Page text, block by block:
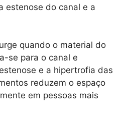
estenose do canal e a
quando o material do
se para o canal e
e a hipertrofia das
reduzem o espaço
em pessoas mais